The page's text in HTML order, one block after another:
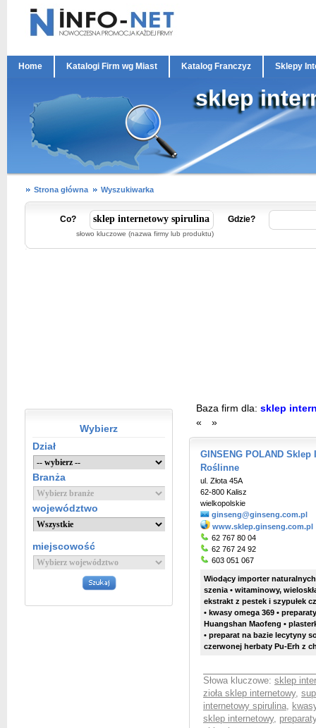
Home Katalogi Firm wg Miast Katalog Franczyz Sklepy
sklep
Strona główna Wyszukiwarka
Co?
słowo kluczowe (nazwa firmy lub produktu)
Gdzie?
Wybierz
Dział
Branża
województwo
miejscowość
Baza firm dla: sklep
«
»
GINSENG POLAND
Roślinne
ul. Złota 45A
62-800 Kalisz
wielkopolskie
ginseng@ginseng.com.pl
www.sklep.ginseng.com.pl
62 767 80 04
62 767 24 92
603 051 067
Wiodący importer
szenia • witaminowy,
ekstrakt z pestek i szypułek
• kwasy omega 369 •
Huangshan Maofeng •
• preparat na bazie lecytyny
czerwonej herbaty Pu-Erh z
Słowa kluczowe: sklep
zioła sklep internetowy,
internetowy spirulina,
sklep internetowy,